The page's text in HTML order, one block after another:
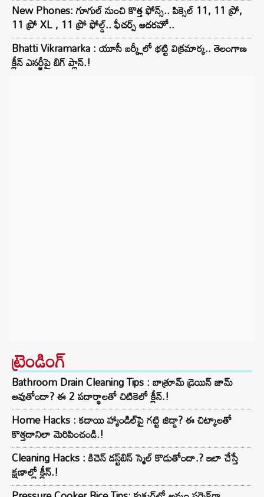
New Phones: గూగుల్ నుంచి కొత్త ఫోన్స్.. పిక్సెల్ 11, 11 ప్రో,
11 ప్రో XL , 11 ప్రో ఫోల్డ్.. ఫీచర్స్ అదరహో..
Bhatti Vikramarka : యూసీ బర్క్లీలో భట్టి విక్రమార్క.. తెలంగాణ
క్లీన్ ఎనర్జీపై బిగ్ ప్లాన్.!
ట్రెండింగ్‌
Bathroom Drain Cleaning Tips : బాత్రూమ్ డ్రెయిన్ జామ్
అవుతోందా? ఈ 2 పదార్థాలతో చిటికెలో క్లీన్.!
Home Hacks : కడాయి హ్యాండిల్‌పై గట్టి జిడ్డా? ఈ చిట్కాలతో
కొత్తదానిలా మెరిపించండి.!
Cleaning Hacks : కిచెన్ డస్ట్‌బిన్ స్మెల్ కొడుతోందా.? ఇలా చేస్తే
క్షణాల్లో క్లీన్.!